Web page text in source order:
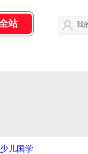
我
少儿国学